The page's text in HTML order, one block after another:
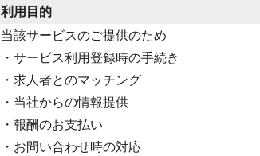
利用目的
当該サービスのご提供のため
・サービス利用登録時の手続き
・求人者とのマッチング
・当社からの情報提供
・報酬のお支払い
・お問い合わせ時の対応